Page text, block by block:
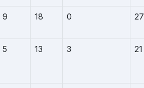
9 18 0 27
5 13 3 21